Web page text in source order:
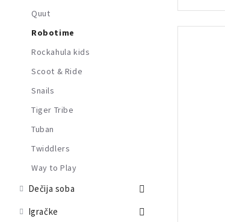
Quut
Robotime
Rockahula kids
Scoot & Ride
Snails
Tiger Tribe
Tuban
Twiddlers
Way to Play
Dečija soba
Igračke